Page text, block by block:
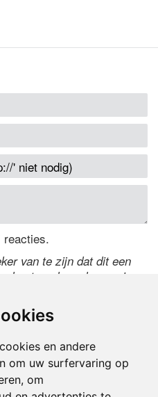
en andere
om uw surfervaring op
om
reacties.
van te zijn dat dit een
code over in